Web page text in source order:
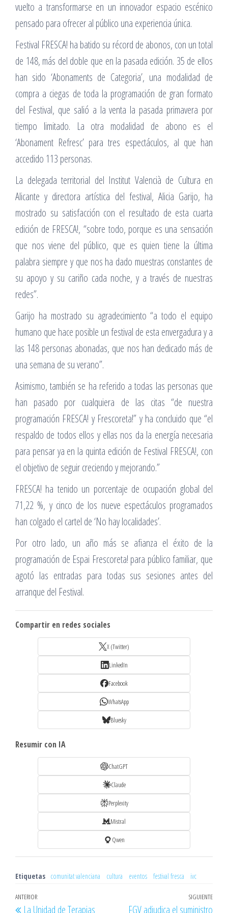
vuelto a transformarse en un innovador espacio escénico
pensado para ofrecer al público una experiencia única.
Festival FRESCA! ha batido su récord de abonos, con un total
de 148, más del doble que en la pasada edición. 35 de ellos
han sido ‘Abonaments de Categoria’, una modalidad de
compra a ciegas de toda la programación de gran formato
del Festival, que salió a la venta la pasada primavera por
tiempo limitado. La otra modalidad de abono es el
‘Abonament Refresc’ para tres espectáculos, al que han
accedido 113 personas.
La delegada territorial del Institut Valencià de Cultura en
Alicante y directora artística del festival, Alicia Garijo, ha
mostrado su satisfacción con el resultado de esta cuarta
edición de FRESCA!, “sobre todo, porque es una sensación
que nos viene del público, que es quien tiene la última
palabra siempre y que nos ha dado muestras constantes de
su apoyo y su cariño cada noche, y a través de nuestras
redes”.
Garijo ha mostrado su agradecimiento “a todo el equipo
humano que hace posible un festival de esta envergadura y a
las 148 personas abonadas, que nos han dedicado más de
una semana de su verano”.
Asimismo, también se ha referido a todas las personas que
han pasado por cualquiera de las citas “de nuestra
programación FRESCA! y Frescoreta!” y ha concluido que “el
respaldo de todos ellos y ellas nos da la energía necesaria
para pensar ya en la quinta edición de Festival FRESCA!, con
el objetivo de seguir creciendo y mejorando.”
FRESCA! ha tenido un porcentaje de ocupación global del
71,22 %, y cinco de los nueve espectáculos programados
han colgado el cartel de ‘No hay localidades’.
Por otro lado, un año más se afianza el éxito de la
programación de Espai Frescoreta! para público familiar, que
agotó las entradas para todas sus sesiones antes del
arranque del Festival.
Compartir en redes sociales
X (Twitter)
LinkedIn
Facebook
WhatsApp
Bluesky
Resumir con IA
ChatGPT
Claude
Perplexity
Mistral
Qwen
Etiquetas comunitat valenciana cultura eventos festival fresca ivc
Navegación
Entrada
ANTERIOR
La Unidad de Terapias
SIGUIENTE
FGV adjudica el suministro